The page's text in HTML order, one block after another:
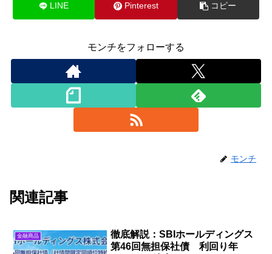
LINE Pinterest コピー
モンチをフォローする
モンチ
関連記事
金融商品
徹底解説：SBIホールディングス
第46回無担保社債 利回り年